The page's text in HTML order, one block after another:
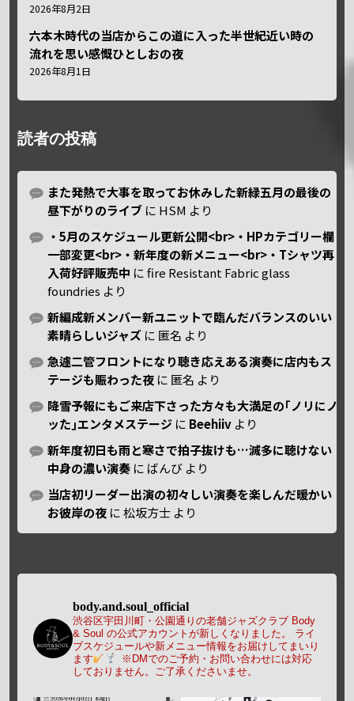
2026年8月2日
六本木時代の当店からこの道に入った半世紀近い時の
流れを思い感慨ひとしおの夜
2026年8月1日
読者の投稿
また発熱で大事を取ってお休みした新緑五月の最後の
昼下がりのライブ に HSM より
・5月のスケジュール更新公開<br>・HPカテゴリー欄
一部変更<br>・新年度の新メニュー<br>・Tシャツ再
入荷好評販売中 にfire Resistant Fabric glass
foundries より
新編成新メンバー新ユニットで臨んだバランスのいい
素晴らしいジャズ に 匿名 より
急遽二管フロントになり聴き応えある演奏に店内もス
テージも賑わった夜 に 匿名 より
降雪予報にもご来店下さった方々も大満足の｢ノリにノ
ッた｣エンタメステージ に Beehiiv より
新年度初日も雨と寒さで拍子抜けも…滅多に聴けない
中身の濃い演奏 に ばんび より
当店初リーダー出演の初々しい演奏を楽しんだ暖かい
お彼岸の夜 に松坂方士 より
body.and.soul_official
渋谷区宇田川町・公園通りの老舗ジャズクラブ Body
& Soul の公式アカウントが新しくなりました。
ライ
ブスケジュールや新メニュー情報をお届けしてまいり
ます
※DMでのご予約・お問い合わせには対応
しておりません。ご了承くださいませ。